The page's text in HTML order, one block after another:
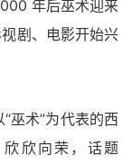
年后巫术迎来
剧、电影开始兴
巫术”为代表的西
欣向荣，话题